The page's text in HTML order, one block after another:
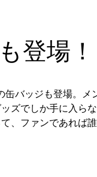
登場！
缶バッジも登場。メ
ズでしか手に入ら
、ファンであれば